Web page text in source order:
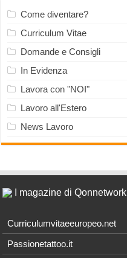
Come diventare?
Curriculum Vitae
Domande e Consigli
In Evidenza
Lavora con "NOI"
Lavoro all'Estero
News Lavoro
I magazine di Qonnetwork
Curriculumvitaeeuropeo.net
Passionetattoo.it